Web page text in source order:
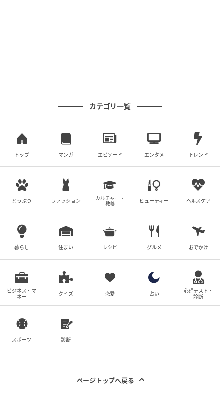
カテゴリ一覧
トップ マンガ エピソード エンタメ トレンド
どうぶつ ファッション
カルチャー・
教養
ビューティー ヘルスケア
暮らし 住まい レシピ グルメ おでかけ
ビジネス・マ
ネー
クイズ 恋愛 占い
心理テスト・
診断
スポーツ 診断
ページトップへ戻る